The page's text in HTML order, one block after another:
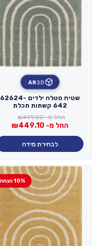
3D
AR
שטיח סטלה ילדים 62624-
642 קשתות תכלת
החל מ- ₪499.00
החל מ- ₪449.10
לבחירת מידה
10% הנחה